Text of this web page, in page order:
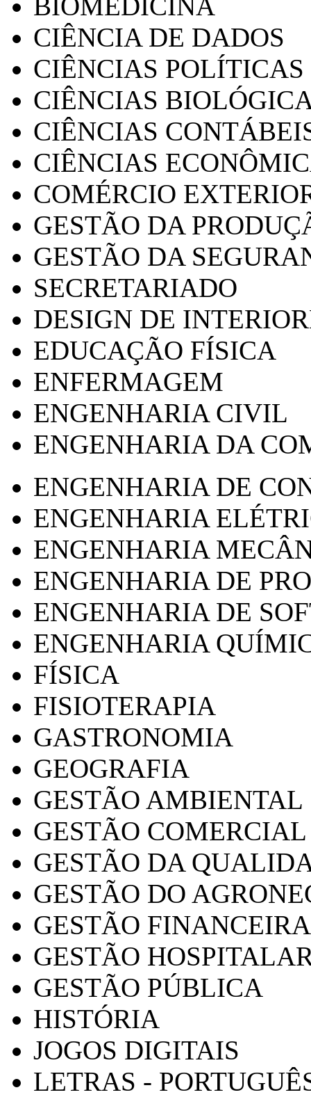
CIÊNCIA DE DADOS
CIÊNCIAS POLÍTICAS
CIÊNCIAS
CIÊNCIAS
CIÊNCIAS
COMÉRCIO
GESTÃO DA
GESTÃO DA
SECRETARIADO
DESIGN DE
EDUCAÇÃO FÍSICA
ENFERMAGEM
ENGENHARIA CIVIL
ENGENHARIA DA
ENGENHARIA DE
ENGENHARIA
ENGENHARIA
ENGENHARIA DE
ENGENHARIA DE
ENGENHARIA
FÍSICA
FISIOTERAPIA
GASTRONOMIA
GEOGRAFIA
GESTÃO AMBIENTAL
GESTÃO COMERCIAL
GESTÃO DA
GESTÃO DO
GESTÃO FINANCEIRA
GESTÃO
GESTÃO PÚBLICA
HISTÓRIA
JOGOS DIGITAIS
LETRAS -